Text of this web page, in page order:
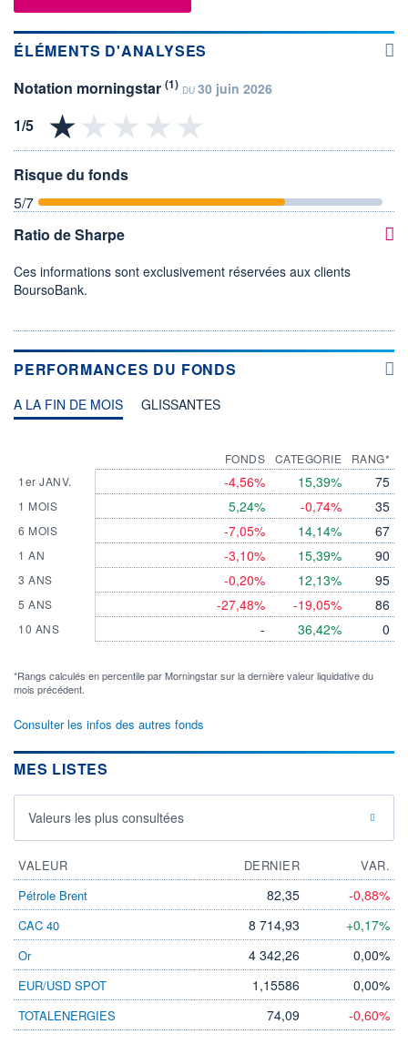
ÉLÉMENTS D'ANALYSES
Notation morningstar (1) DU 30 juin 2026
Risque du fonds
5/7
Ratio de Sharpe
Ces informations sont exclusivement réservées aux clients
BoursoBank.
PERFORMANCES DU FONDS
A LA FIN DE MOIS GLISSANTES
1er JANV.
1 MOIS
6 MOIS
1 AN
3 ANS
5 ANS
10 ANS
FONDS
-4,56%
5,24%
-7,05%
-3,10%
-0,20%
-27,48%
-
CATEGORIE
15,39%
-0,74%
14,14%
15,39%
12,13%
-19,05%
36,42%
RANG*
75
35
67
90
95
86
0
*Rangs calculés en percentile par Morningstar sur la dernière valeur liquidative du
mois précédent.
Consulter les infos des autres fonds
MES LISTES
Valeurs les plus consultées
VALEUR DERNIER
VAR.
Pétrole Brent
82,35 -0,88%
CAC 40 8 714,93 +0,17%
Or 4 342,26 0,00%
EUR/USD SPOT 1,15586 0,00%
TOTALENERGIES 74,09 -0,60%